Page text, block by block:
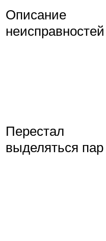
Описание
неисправностей
Перестал
выделяться пар